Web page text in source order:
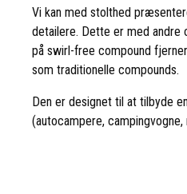
Vi kan med stolthed
detailere. Dette er med andre
på swirl-free compound
som traditionelle compounds.
Den er designet til at tilbyde
(autocampere,